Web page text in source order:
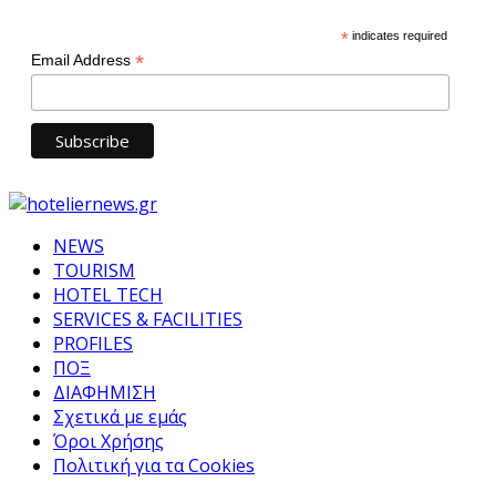
* indicates required
Email Address *
NEWS
TOURISM
HOTEL TECH
SERVICES & FACILITIES
PROFILES
ΠΟΞ
ΔΙΑΦΗΜΙΣΗ
Σχετικά με εμάς
Όροι Χρήσης
Πολιτική για τα Cookies